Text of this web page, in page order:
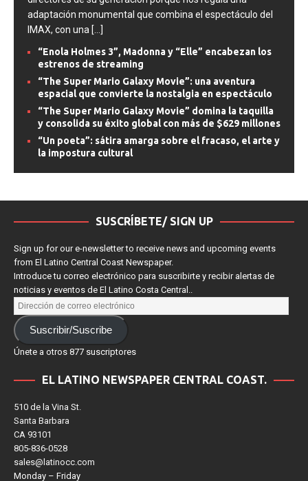
directores de su generación porque nos regala una
adaptación monumental que combina el espectáculo del
[...]
“Enola Holmes 3”, Madonna y “Elle” encabezan los
estrenos de streaming
“The Super Mario Galaxy Movie”: una aventura
espacial que convierte la nostalgia en espectáculo
“The Super Mario Galaxy Movie” domina la taquilla
y consolida su éxito global con más de $629 millones
“Un poeta”: sátira amarga sobre el fracaso, el arte y
la impostura cultural
SUSCRÍBETE/ SIGN UP
Sign up for our e-newsletter to receive news and upcoming events
from El Latino Central Coast Newspaper.
Introduce tu correo electrónico para suscribirte y recibir alertas de
noticias y eventos de El Latino Costa Central..
Únete a otros 877 suscriptores
510 de la Vina St.
Santa Barbara
CA 93101
805-836-0528
sales@latinocc.com